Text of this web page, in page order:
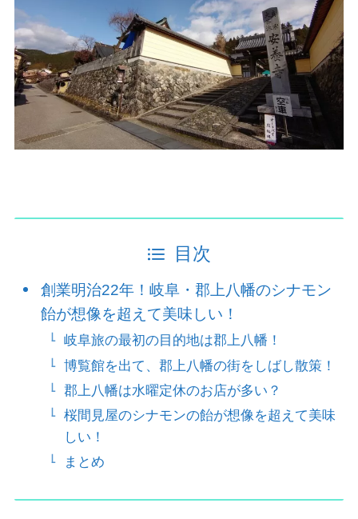
目次
創業明治22年！岐阜・郡上八幡のシナモン
飴が想像を超えて美味しい！
岐阜旅の最初の目的地は郡上八幡！
博覧館を出て、郡上八幡の街をしばし散策！
郡上八幡は水曜定休のお店が多い？
桜間見屋のシナモンの飴が想像を超えて美味
しい！
まとめ